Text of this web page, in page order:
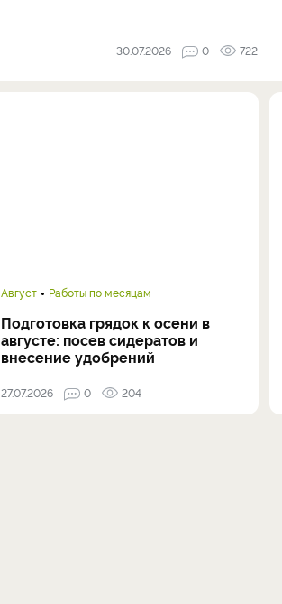
30.07.2026 0 722
Август Работы по месяцам
Подготовка грядок к осени в
августе: посев сидератов и
внесение удобрений
27.07.2026 0 204